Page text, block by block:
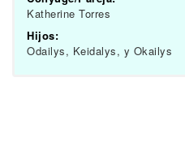
Katherine Torres
Hijos:
Odailys, Keidalys, y Okailys